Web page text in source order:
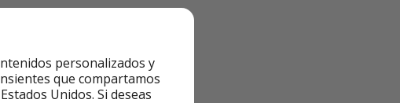
personalizados y
que compartamos
Unidos. Si deseas